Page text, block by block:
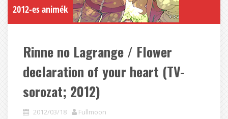
2012-es animék
Rinne no Lagrange / Flower
declaration of your heart (TV-
sorozat; 2012)
2012/03/18 Fullmoon